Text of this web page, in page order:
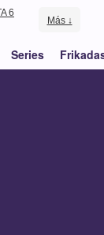
6
Más ↓
Series